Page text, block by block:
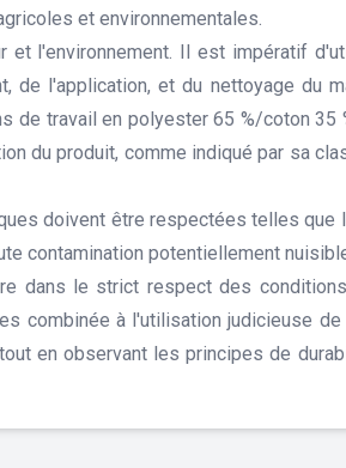
et environnementales.
et l'environnement. Il est impératif
de l'application, et du nettoyage du
de travail en polyester 65 %/coton 35
du produit, comme indiqué par sa
doivent être respectées telles que
contamination potentiellement
dans le strict respect des
combinée à l'utilisation judicieuse de
en observant les principes de